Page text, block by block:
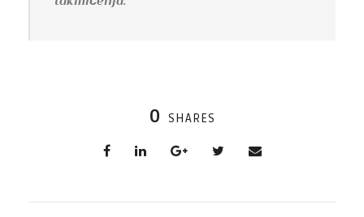
0 SHARES